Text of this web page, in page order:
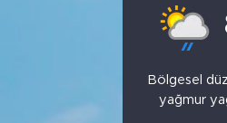
Bölgesel
yağmur